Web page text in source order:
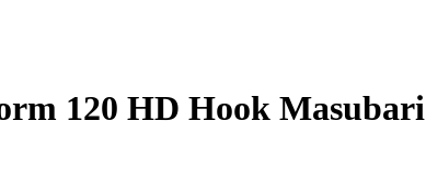
120 HD Hook Masubari